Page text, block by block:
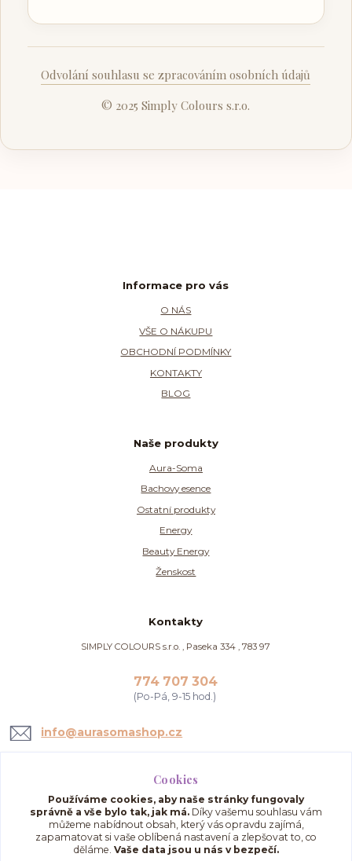
Odvolání souhlasu se zpracováním osobních údajů
© 2025 Simply Colours s.r.o.
Informace pro vás
O NÁS
VŠE O NÁKUPU
OBCHODNÍ PODMÍNKY
KONTAKTY
BLOG
Naše produkty
Aura-Soma
Bachovy esence
Ostatní produkty
Energy
Beauty Energy
Ženskost
Kontakty
SIMPLY COLOURS s.r.o. , Paseka 334 , 783 97
774 707 304
(Po-Pá, 9-15 hod.)
info@aurasomashop.cz
Upravit sběr cookies.
Cookies
Používáme cookies, aby naše stránky fungovaly
správně a vše bylo tak, jak má. Díky vašemu souhlasu vám
můžeme nabídnout obsah, který vás opravdu zajímá,
zapamatovat si vaše oblíbená nastavení a zlepšovat to, co
děláme. Vaše data jsou u nás v bezpečí.